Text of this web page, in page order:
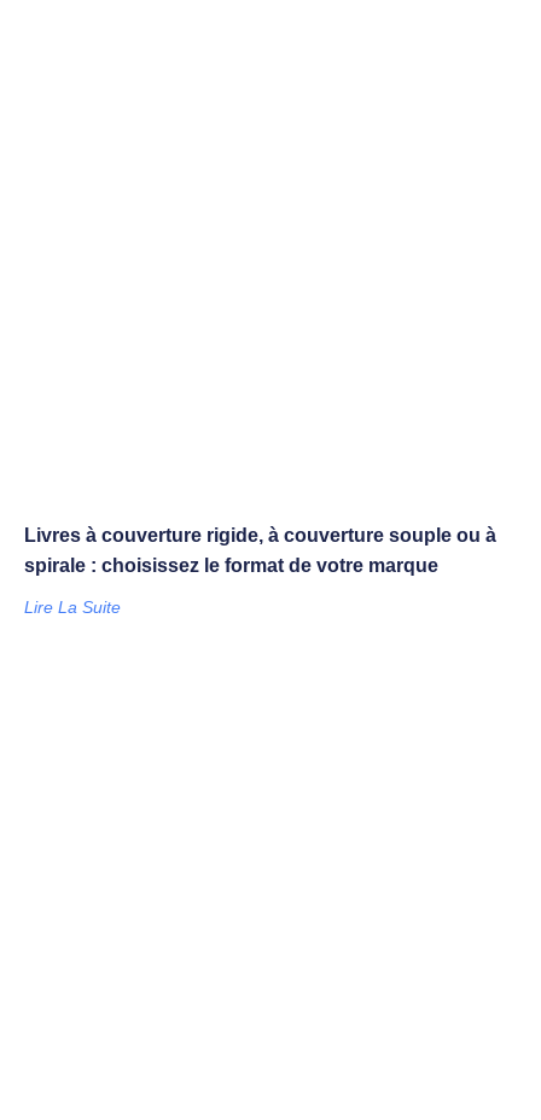
Livres à couverture rigide, à couverture souple ou à
spirale : choisissez le format de votre marque
Lire La Suite